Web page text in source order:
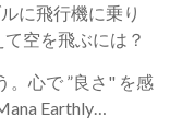
に飛行機に乗り
空を飛ぶには？
。心で ”良さ" を感
Earthly